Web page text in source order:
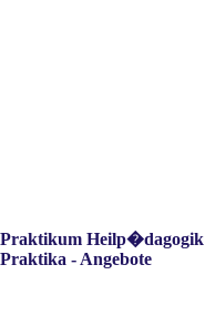
Praktikum Heilp�dagogik
Praktika - Angebote